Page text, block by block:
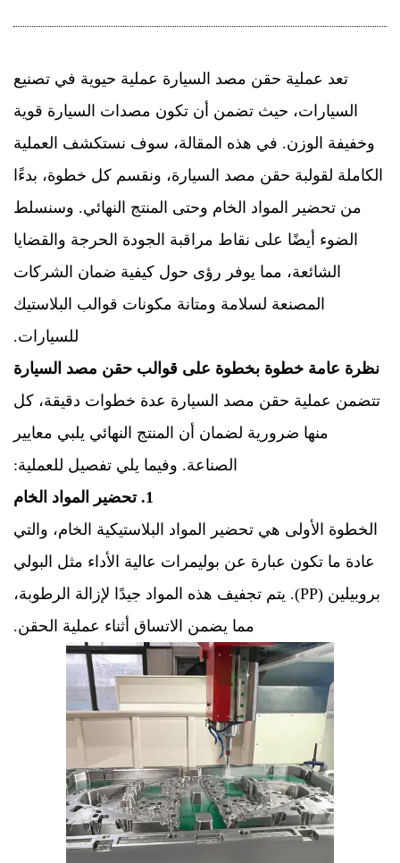
تعد عملية حقن مصد السيارة عملية حيوية في تصنيع
السيارات، حيث تضمن أن تكون مصدات السيارة قوية
وخفيفة الوزن. في هذه المقالة، سوف نستكشف العملية
الكاملة لقولبة حقن مصد السيارة، ونقسم كل خطوة، بدءًا
من تحضير المواد الخام وحتى المنتج النهائي. وسنسلط
الضوء أيضًا على نقاط مراقبة الجودة الحرجة والقضايا
الشائعة، مما يوفر رؤى حول كيفية ضمان الشركات
المصنعة لسلامة ومتانة مكونات قوالب البلاستيك
للسيارات.
نظرة عامة خطوة بخطوة على قوالب حقن مصد السيارة
تتضمن عملية حقن مصد السيارة عدة خطوات دقيقة، كل
منها ضرورية لضمان أن المنتج النهائي يلبي معايير
الصناعة. وفيما يلي تفصيل للعملية:
1. تحضير المواد الخام
الخطوة الأولى هي تحضير المواد البلاستيكية الخام، والتي
عادة ما تكون عبارة عن بوليمرات عالية الأداء مثل البولي
بروبيلين (PP). يتم تجفيف هذه المواد جيدًا لإزالة الرطوبة،
مما يضمن الاتساق أثناء عملية الحقن.